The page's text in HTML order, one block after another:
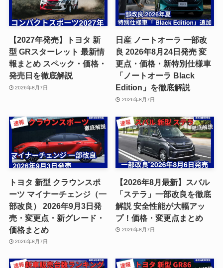
【2027年発売】トヨタ 新
型 GRスターレット 最新情
報まとめ スペック・価格・
発売日を徹底解説
2026年8月7日
日産 ノートオーラ 一部改
良 2026年8月24日発売 変
更点・価格・新特別仕様車
「ノートオーラ Black
Edition」を徹底解説
2026年8月7日
トヨタ 新型 クラウンスポ
ーツ マイナーチェンジ（一
部改良） 2026年9月3日発
売・変更点・新グレード・
価格まとめ
2026年8月7日
【2026年8月最新】スバル
「ステラ」一部改良を徹底
解説 安全性能が大幅アッ
プ！価格・変更点まとめ
2026年8月7日